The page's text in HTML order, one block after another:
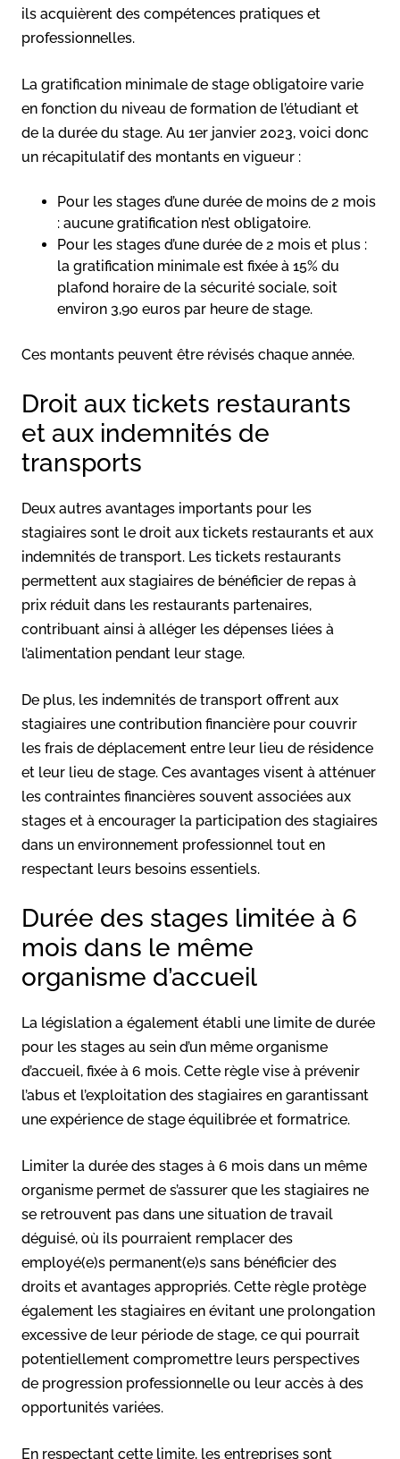
ils acquièrent des compétences pratiques et
professionnelles.
La gratification minimale de stage obligatoire varie
en fonction du niveau de formation de l’étudiant et
de la durée du stage. Au 1er janvier 2023, voici donc
un récapitulatif des montants en vigueur :
Pour les stages d’une durée de moins de 2 mois
: aucune gratification n’est obligatoire.
Pour les stages d’une durée de 2 mois et plus :
la gratification minimale est fixée à 15% du
plafond horaire de la sécurité sociale, soit
environ 3,90 euros par heure de stage.
Ces montants peuvent être révisés chaque année.
Droit aux tickets restaurants
et aux indemnités de
transports
Deux autres avantages importants pour les
stagiaires sont le droit aux tickets restaurants et aux
indemnités de transport. Les tickets restaurants
permettent aux stagiaires de bénéficier de repas à
prix réduit dans les restaurants partenaires,
contribuant ainsi à alléger les dépenses liées à
l’alimentation pendant leur stage.
De plus, les indemnités de transport offrent aux
stagiaires une contribution financière pour couvrir
les frais de déplacement entre leur lieu de résidence
et leur lieu de stage. Ces avantages visent à atténuer
les contraintes financières souvent associées aux
stages et à encourager la participation des stagiaires
dans un environnement professionnel tout en
respectant leurs besoins essentiels.
Durée des stages limitée à 6
mois dans le même
organisme d’accueil
La législation a également établi une limite de durée
pour les stages au sein d’un même organisme
d’accueil, fixée à 6 mois. Cette règle vise à prévenir
l’abus et l’exploitation des stagiaires en garantissant
une expérience de stage équilibrée et formatrice.
Limiter la durée des stages à 6 mois dans un même
organisme permet de s’assurer que les stagiaires ne
se retrouvent pas dans une situation de travail
déguisé, où ils pourraient remplacer des
employé(e)s permanent(e)s sans bénéficier des
droits et avantages appropriés. Cette règle protège
également les stagiaires en évitant une prolongation
excessive de leur période de stage, ce qui pourrait
potentiellement compromettre leurs perspectives
de progression professionnelle ou leur accès à des
opportunités variées.
En respectant cette limite, les entreprises sont